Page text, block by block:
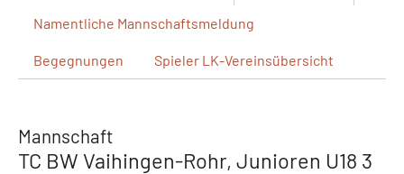
Namentliche Mannschaftsmeldung
Begegnungen Spieler LK-Vereinsübersicht
Mannschaft
TC BW Vaihingen-Rohr, Junioren U18 3